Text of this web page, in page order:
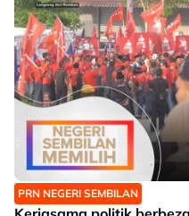
PRN NEGERI SEMBILAN